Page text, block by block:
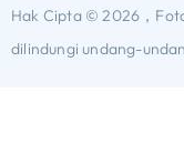
Hak Cipta © 2026，
dilindungi undang-